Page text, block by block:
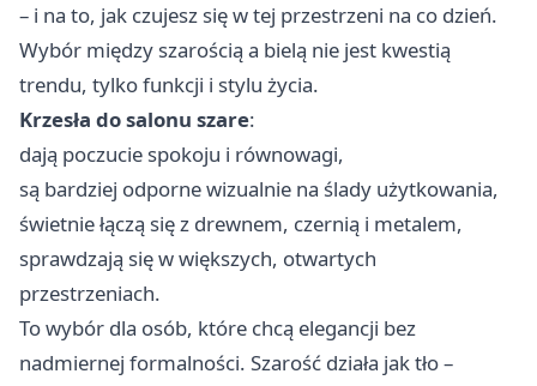
– i na to, jak czujesz się w tej przestrzeni na co dzień.
Wybór między szarością a bielą nie jest kwestią
trendu, tylko funkcji i stylu życia.
Krzesła do salonu szare:
dają poczucie spokoju i równowagi,
są bardziej odporne wizualnie na ślady użytkowania,
świetnie łączą się z drewnem, czernią i metalem,
sprawdzają się w większych, otwartych
przestrzeniach.
To wybór dla osób, które chcą elegancji bez
nadmiernej formalności. Szarość działa jak tło –